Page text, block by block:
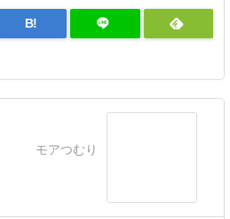
B!
モアつむり